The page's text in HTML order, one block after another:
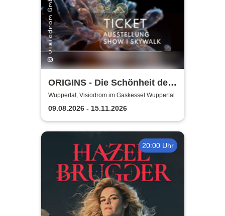
ORIGINS - Die Schönheit des
Lebens
Wuppertal, Visiodrom im Gaskessel Wuppertal
09.08.2026 - 15.11.2026
20:00 Uhr